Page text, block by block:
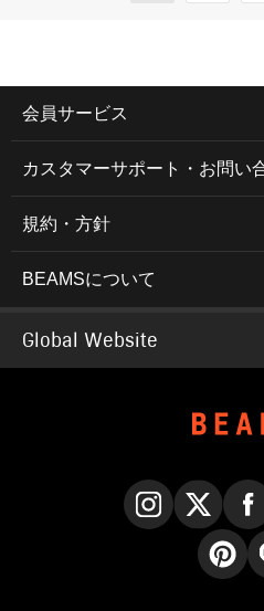
会員サービス
カスタマーサポート・お問い
規約・方針
BEAMSについて
Global Website